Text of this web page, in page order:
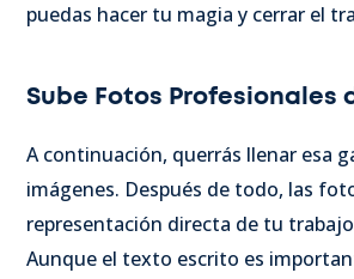
puedas hacer tu magia y cerrar el
Sube Fotos Profesionales
A continuación, querrás llenar esa
imágenes. Después de todo, las
representación directa de tu
Aunque el texto escrito es